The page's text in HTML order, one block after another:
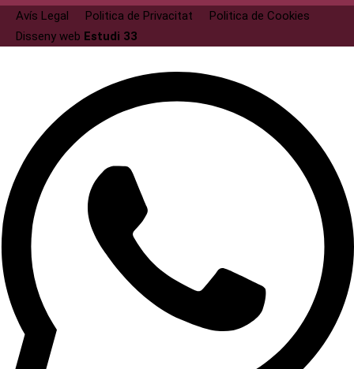
Avís Legal Politica de Privacitat
Politica de Cookies
Disseny web Estudi 33